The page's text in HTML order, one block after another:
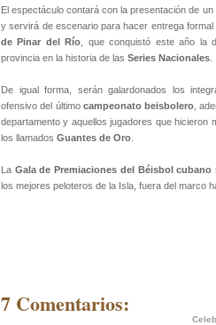
El espectáculo contará con la presentación de
y servirá de escenario para hacer entrega formal
de Pinar del Río , que conquistó este año la
provincia en la historia de las Series Nacionales
De igual forma, serán galardonados los
ofensivo del último campeonato beisbolero ,
departamento y aquellos jugadores que hicieron
los llamados Guantes de Oro
La Gala de Premiaciones del Béisbol cubano
los mejores peloteros de la Isla, fuera del marco
7 Comentarios: